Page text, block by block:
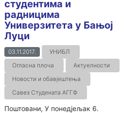
студентима и
радницима
Универзитета у Бањој
Луци
03.11.2017.
УНИБЛ
Огласна плоча
Актуелности
Новости и обавјештења
Савез Студената АГГФ
Поштовани, У понедјељак 6.